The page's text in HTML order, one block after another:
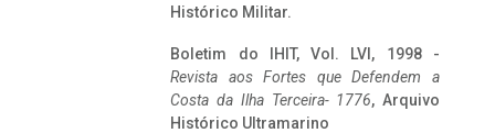
Histórico Militar.
Boletim do IHIT, Vol. LVI, 1998 -
Revista aos Fortes que Defendem a
Costa da Ilha Terceira- 1776, Arquivo
Histórico Ultramarino